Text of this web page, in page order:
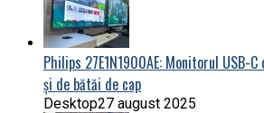
Philips 27E1N1900AE: Monitorul USB-
și de bătăi de cap
Desktop27 august 2025